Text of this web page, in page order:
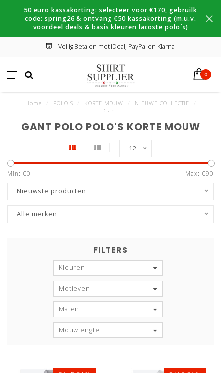
50 euro kassakorting: selecteer voor €170, gebruilk
code: spring26 & ontvang €50 kassakorting (m.u.v.
voordeel deals & basis kleuren lacoste polo´s)
Veilig Betalen met iDeal, PayPal en Klarna
0
Home POLO'S KORTE MOUW NIEUWE COLLECTIE
Gant
GANT POLO POLO'S KORTE MOUW
12
Min: €0 Max: €90
Nieuwste producten
Alle merken
FILTERS
Kleuren
Motieven
Maten
Mouwlengte